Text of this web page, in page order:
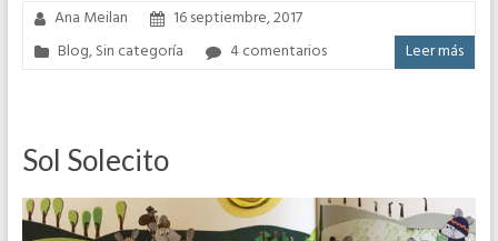
Ana Meilan
16 septiembre, 2017
Blog,Sin categoría 4 comentarios Leer más
Sol Solecito